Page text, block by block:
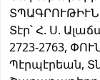
ՏՊԱԳՐՈՒԹԻՒՆ
Տէր՝ Հ. Ս.
2723-2763,
Պէրպէրեան,